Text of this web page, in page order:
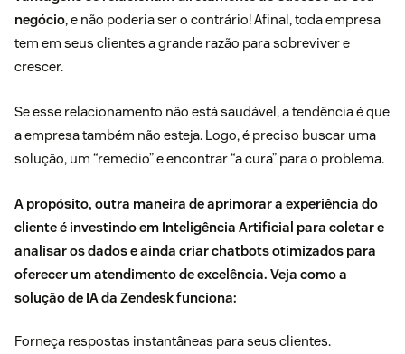
negócio, e não poderia ser o contrário! Afinal, toda empresa
tem em seus clientes a grande razão para sobreviver e
crescer.
Se esse relacionamento não está saudável, a tendência é que
a empresa também não esteja. Logo, é preciso buscar uma
solução, um “remédio” e encontrar “a cura” para o problema.
A propósito, outra maneira de aprimorar a experiência do
cliente é investindo em Inteligência Artificial para coletar e
analisar os dados e ainda criar chatbots otimizados para
oferecer um atendimento de excelência. Veja como a
solução de IA da Zendesk funciona:
Forneça respostas instantâneas para seus clientes.